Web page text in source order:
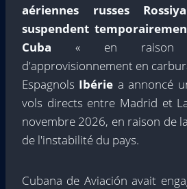
aériennes russes
suspendent
Cuba « en raison
d'approvisionnement en
Espagnols Ibérie a annoncé
vols directs entre Madrid et
novembre 2026, en raison de
de l'instabilité du pays.
Cubana de Aviación avait